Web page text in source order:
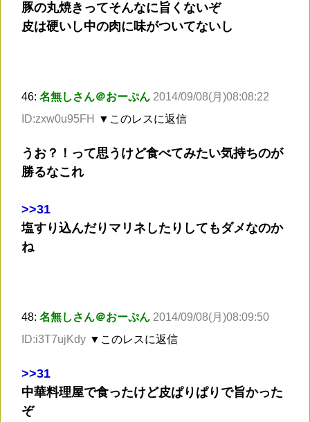
豚の丸焼きってそんなに旨くないぞ
皮は硬いし中の肉に味がついてないし
46: 名無しさん＠おーぷん 2014/09/08(月)08:08:22
ID:zxw0u95FH
▼このレスに返信
うお？！って思うけど食べてみたい気持ちのが
勝るなこれ
>>31
塩すり込んだりマリネしたりしてもダメなのか
ね
48: 名無しさん＠おーぷん 2014/09/08(月)08:09:50
ID:i3T7ujKdy ▼このレスに返信
>>31
中華料理屋で食ったけど皮ぱりぱりで旨かった
ぞ